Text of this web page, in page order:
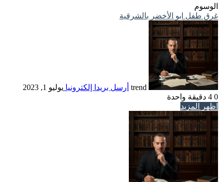
الوسوم
غرق طفل ابو الأخضر بالشرقية
trend أرسل بريدا إلكترونيا يوليو 1, 2023
0
دقيقة واحدة
اظهر المزيد